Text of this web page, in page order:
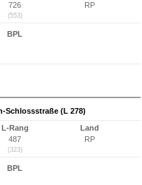
726
(553)
RP
BPL
Schlossstraße (L 278)
L-Rang
487
(323)
Land
RP
BPL